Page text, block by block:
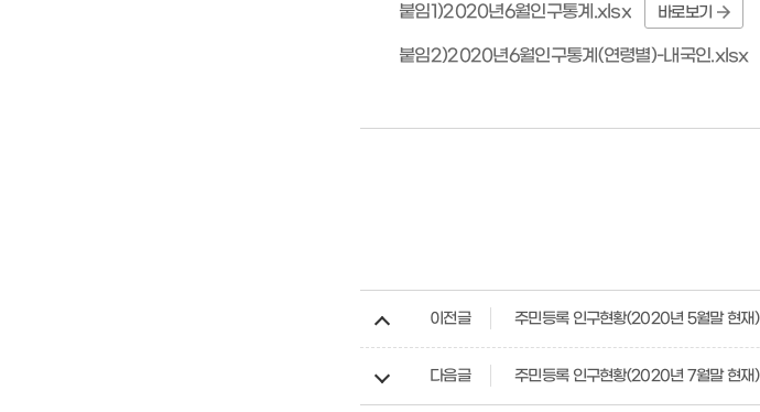
붙임1)2020년6월인구통계.xlsx 바로보기
붙임2)2020년6월인구통계(연령별)-내국인.xlsx
이전글 주민등록 인구현황(2020년 5월말 현재)
다음글 주민등록 인구현황(2020년 7월말 현재)